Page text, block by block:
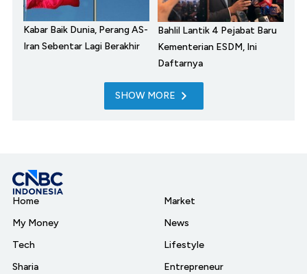
Kabar Baik Dunia, Perang AS-
Iran Sebentar Lagi Berakhir
Bahlil Lantik 4 Pejabat Baru
Kementerian ESDM, Ini
Daftarnya
SHOW MORE
Home
My Money
Tech
Sharia
Market
News
Lifestyle
Entrepreneur